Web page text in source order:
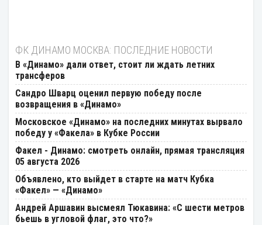
ФК ДИНАМО МОСКВА: ПОСЛЕДНИЕ НОВОСТИ
В «Динамо» дали ответ, стоит ли ждать летних
трансферов
Сандро Шварц оценил первую победу после
возвращения в «Динамо»
Московское «Динамо» на последних минутах вырвало
победу у «Факела» в Кубке России
Факел - Динамо: смотреть онлайн, прямая трансляция
05 августа 2026
Объявлено, кто выйдет в старте на матч Кубка
«Факел» — «Динамо»
Андрей Аршавин высмеял Тюкавина: «С шести метров
бьешь в угловой флаг, это что?»